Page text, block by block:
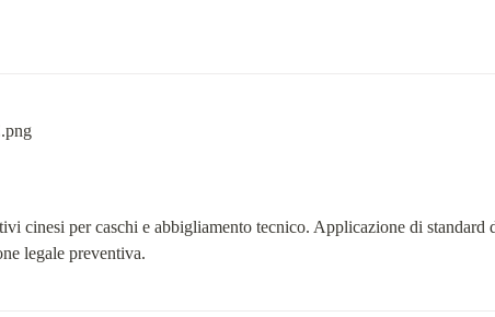
cinesi per caschi e abbigliamento tecnico. Applicazione di standard
legale preventiva.